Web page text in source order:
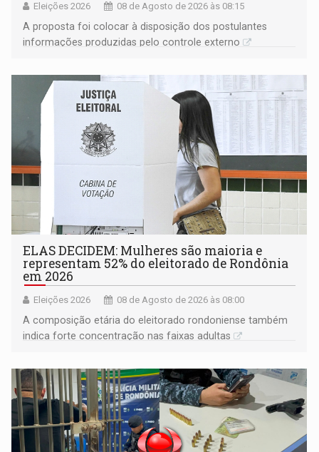
Eleições 2026 08 de Agosto de 2026 às 08:15
A proposta foi colocar à disposição dos postulantes
informações produzidas pelo controle externo
ELAS DECIDEM: Mulheres são maioria e
representam 52% do eleitorado de Rondônia
em 2026
Eleições 2026 08 de Agosto de 2026 às 08:00
A composição etária do eleitorado rondoniense também
indica forte concentração nas faixas adultas